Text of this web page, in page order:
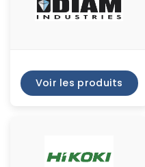
Voir les produits